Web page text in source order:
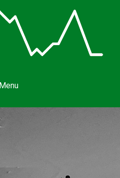
Menu